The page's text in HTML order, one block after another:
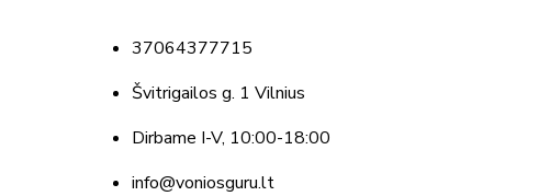
37064377715
Švitrigailos g. 1 Vilnius
Dirbame I-V, 10:00-18:00
info@voniosguru.lt